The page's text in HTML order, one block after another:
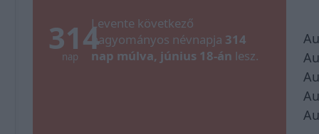
314
nap
Levente következő
hagyományos névnapja 314
nap múlva, június 18-án lesz.